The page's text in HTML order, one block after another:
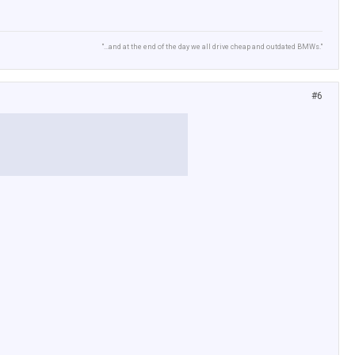
"...and at the end of the day we all drive cheap and outdated BMWs."
#6